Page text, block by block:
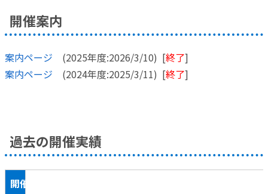
開催案内
案内ページ (2025年度:2026/3/10) [終了]
案内ページ (2024年度:2025/3/11) [終了]
過去の開催実績
開催回